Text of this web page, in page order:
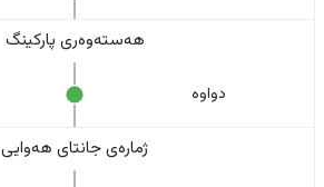
هەستەوەری پارکینگ
دواوە
ژمارەی جانتای هەوایی